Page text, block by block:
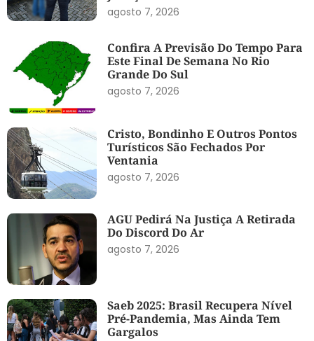
agosto 7, 2026
Confira A Previsão Do Tempo Para
Este Final De Semana No Rio
Grande Do Sul
agosto 7, 2026
Cristo, Bondinho E Outros Pontos
Turísticos São Fechados Por
Ventania
agosto 7, 2026
AGU Pedirá Na Justiça A Retirada
Do Discord Do Ar
agosto 7, 2026
Saeb 2025: Brasil Recupera Nível
Pré-Pandemia, Mas Ainda Tem
Gargalos